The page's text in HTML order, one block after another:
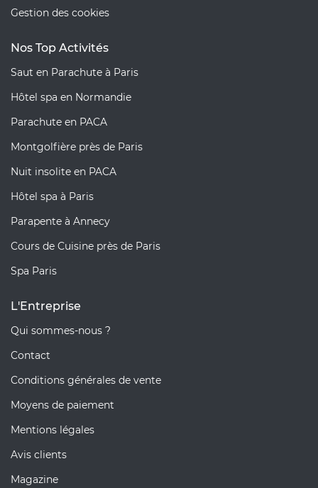
Gestion des cookies
Nos Top Activités
Saut en Parachute à Paris
Hôtel spa en Normandie
Parachute en PACA
Montgolfière près de Paris
Nuit insolite en PACA
Hôtel spa à Paris
Parapente à Annecy
Cours de Cuisine près de Paris
Spa Paris
L'Entreprise
Qui sommes-nous ?
Contact
Conditions générales de vente
Moyens de paiement
Mentions légales
Avis clients
Magazine